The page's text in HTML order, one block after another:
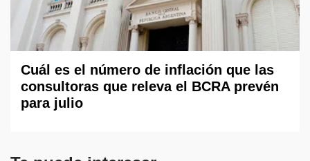
Cuál es el número de inflación que las
consultoras que releva el BCRA prevén
para julio